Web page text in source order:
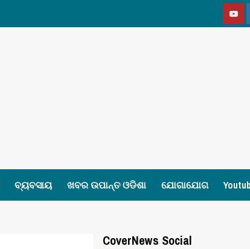
ବ୍ୟବସାୟ ଖବର ଉପାନ୍ତ ଓଡିଶା ଯୋଗାଯୋଗ
CoverNews Social